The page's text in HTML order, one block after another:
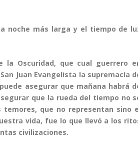
noche más larga y el tiempo de
Oscuridad, que cual guerrero
Juan Evangelista la supremacía
asegurar que mañana habrá
que la rueda del tiempo no
que no representan sino
vida, fue lo que llevó a los
civilizaciones.